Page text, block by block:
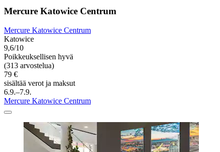
Mercure Katowice Centrum
Mercure Katowice Centrum
Katowice
9,6/10
Poikkeuksellisen hyvä
(313 arvostelua)
79 €
sisältää verot ja maksut
6.9.–7.9.
Mercure Katowice Centrum